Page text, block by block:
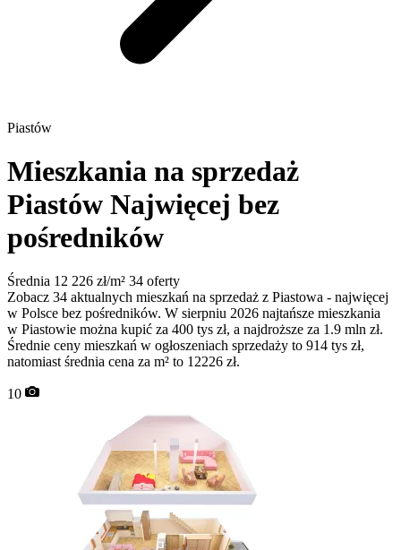
Piastów
Mieszkania na sprzedaż
Piastów Najwięcej bez
pośredników
Średnia 12 226 zł/m² 34 oferty
Zobacz 34 aktualnych mieszkań na sprzedaż z Piastowa - najwięcej
w Polsce bez pośredników. W sierpniu 2026 najtańsze mieszkania
w Piastowie można kupić za 400 tys zł, a najdroższe za 1.9 mln zł.
Średnie ceny mieszkań w ogłoszeniach sprzedaży to 914 tys zł,
natomiast średnia cena za m² to 12226 zł.
10